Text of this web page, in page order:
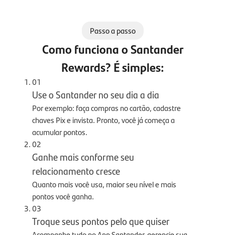
Passo a passo
Como funciona o Santander
Rewards? É simples:
01
Use o Santander no seu dia a dia
Por exemplo: faça compras no cartão, cadastre
chaves Pix e invista. Pronto, você já começa a
acumular pontos.
02
Ganhe mais conforme seu
relacionamento cresce
Quanto mais você usa, maior seu nível e mais
pontos você ganha.
03
Troque seus pontos pelo que quiser